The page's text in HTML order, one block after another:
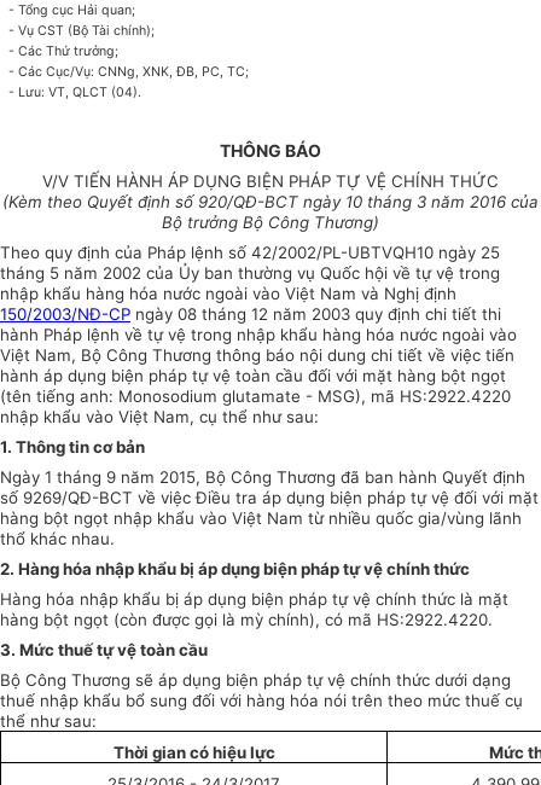
- Tổng cục Hải quan;
- Vụ CST (Bộ Tài chính);
- Các Thứ trưởng;
- Các Cục/Vụ: CNNg, XNK,ĐB, PC, TC;
- Lưu: VT, QLCT (04).
THÔNG BÁO
V/V TIẾN HÀNH ÁP DỤNG BIỆN PHÁP TỰ VỆ CHÍNH THỨC
(Kèm theo Quyết định số 920/QĐ-BCT ngày 10 tháng 3 năm 2016 của
Bộ trưởng Bộ Công Thương)
Theo quy định của Pháp lệnh số 42/2002/PL-UBTVQH10 ngày 25
tháng 5 năm 2002 của Ủy ban thường vụ Quốc hội về tự vệ trong
nhập khẩu hàng hóa nước ngoài vào Việt Nam và Nghị định
150/2003/NĐ-CP ngày 08 tháng 12 năm 2003 quy định chi tiết thi
hành Pháp lệnh về tự vệ trong nhập khẩu hàng hóa nước ngoài vào
Việt Nam, Bộ Công Thương thông báo nội dung chi tiết về việc tiến
hành áp dụng biện pháp tự vệ toàn cầu đối với mặt hàng bột ngọt
(tên tiếng anh: Monosodium glutamate - MSG), mã HS:2922.4220
nhập khẩu vào Việt Nam, cụ thể như sau:
1. Thông tin cơ bản
Ngày 1 tháng 9 năm 2015, Bộ Công Thương đã ban hành Quyết định
số 9269/QĐ-BCT về việc Điều tra áp dụng biện pháp tự vệ đối với mặt
hàng bột ngọt nhập khẩu vào Việt Nam từ nhiều quốc gia/vùng lãnh
thổ khác nhau.
2. Hàng hóa nhập khẩu bị áp dụng biện pháp tự vệ chính thức
Hàng hóa nhập khẩu bị áp dụng biện pháp tự vệ chính thức là mặt
hàng bột ngọt (còn được gọi là mỳ chính), có mã HS:2922.4220.
3. Mức thuế tự vệ toàn cầu
Bộ Công Thương sẽ áp dụng biện pháp tự vệ chính thức dưới dạng
thuế nhập khẩu bổ sung đối với hàng hóa nói trên theo mức thuế cụ
thể như sau:
Thời gian có hiệu lực
Mức